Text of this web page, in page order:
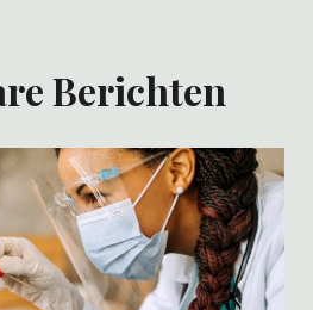
Berichten